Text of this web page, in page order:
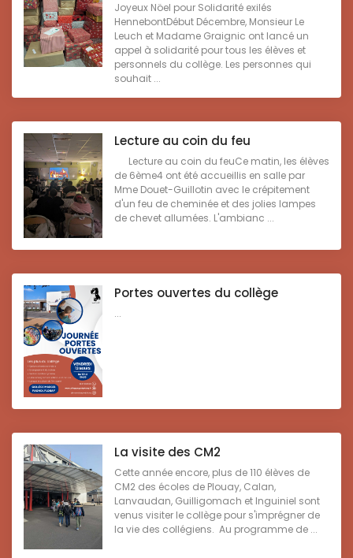
Joyeux Nöel pour Solidarité exilés
HennebontDébut Décembre, Monsieur Le
Leuch et Madame Graignic ont lancé un
appel à solidarité pour tous les élèves et
personnels du collège. Les personnes qui
souhait ...
Lecture au coin du feu
Lecture au coin du feuCe matin, les élèves
de 6ème4 ont été accueillis en salle par
Mme Douet-Guillotin avec le crépitement
d'un feu de cheminée et des jolies lampes
de chevet allumées. L'ambianc ...
Portes ouvertes du collège
...
La visite des CM2
Cette année encore, plus de 110 élèves de
CM2 des écoles de Plouay, Calan,
Lanvaudan, Guilligomach et Inguiniel sont
venus visiter le collège pour s'imprégner de
la vie des collégiens. Au programme de ...